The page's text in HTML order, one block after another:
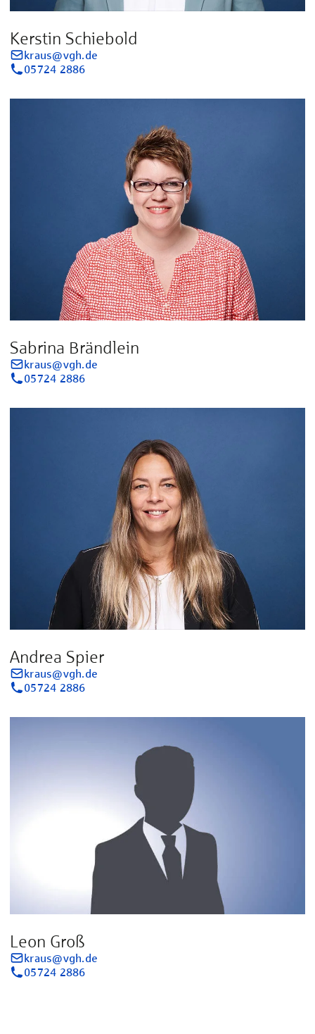
Kerstin Schiebold
kraus@vgh.de
05724 2886
Sabrina Brändlein
kraus@vgh.de
05724 2886
Andrea Spier
kraus@vgh.de
05724 2886
Leon Groß
kraus@vgh.de
05724 2886